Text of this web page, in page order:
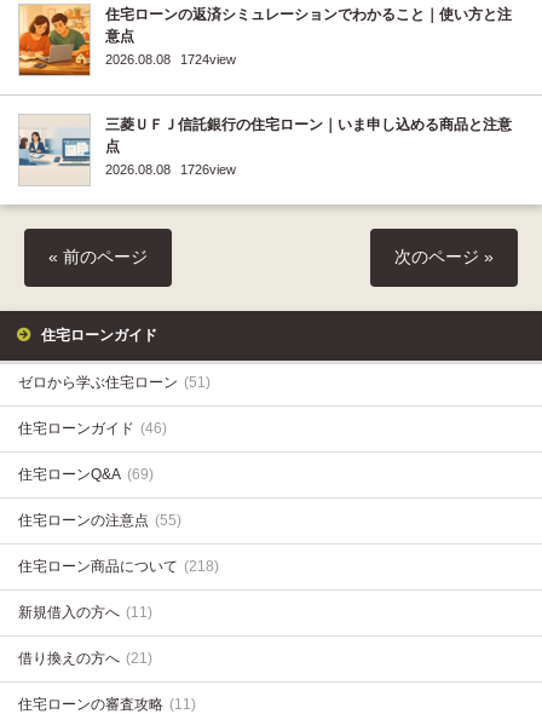
住宅ローンの返済シミュレーションでわかること｜使い方と注
意点
2026.08.08 1724view
三菱ＵＦＪ信託銀行の住宅ローン｜いま申し込める商品と注意
点
2026.08.08 1726view
« 前のページ 次のページ »
住宅ローンガイド
ゼロから学ぶ住宅ローン (51)
住宅ローンガイド (46)
住宅ローンQ&A (69)
住宅ローンの注意点 (55)
住宅ローン商品について (218)
新規借入の方へ (11)
借り換えの方へ (21)
住宅ローンの審査攻略 (11)